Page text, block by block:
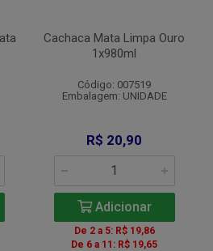
Cachaca Mata Limpa Ouro
1x980ml
Código: 007519
Embalagem: UNIDADE
R$ 20,90
Adicionar
De 2 a 5: R$ 19,86
De 6 a 11: R$ 19,65